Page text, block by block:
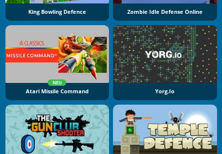
King Bowling Defence Zombie Idle Defense Online
NEU
Atari Missile Command Yorg.io